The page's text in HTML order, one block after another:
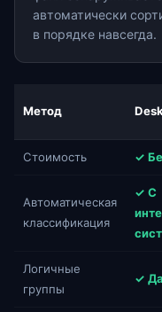
автоматически
в порядке навсегда.
Метод
Стоимость ✓
Автоматическая
классификация
✓ С
Логичные
группы
✓ Да